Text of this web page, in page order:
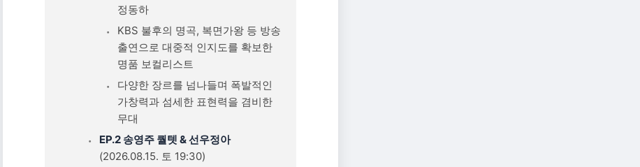
정동하
KBS 불후의 명곡, 복면가왕 등 방송
출연으로 대중적 인지도를 확보한
명품 보컬리스트
다양한 장르를 넘나들며 폭발적인
가창력과 섬세한 표현력을 겸비한
무대
EP.2 송영주 퀄텟 & 선우정아
(2026.08.15. 토 19:30)